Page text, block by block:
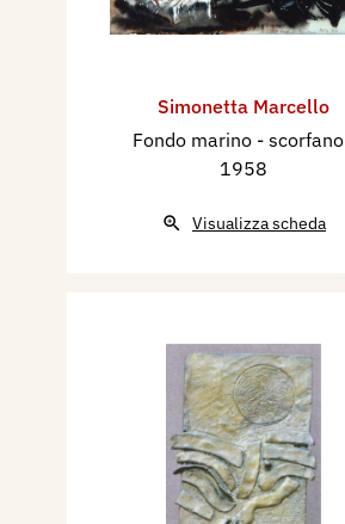
Simonetta Marcello
Fondo marino - scorfano
1958
Visualizza scheda